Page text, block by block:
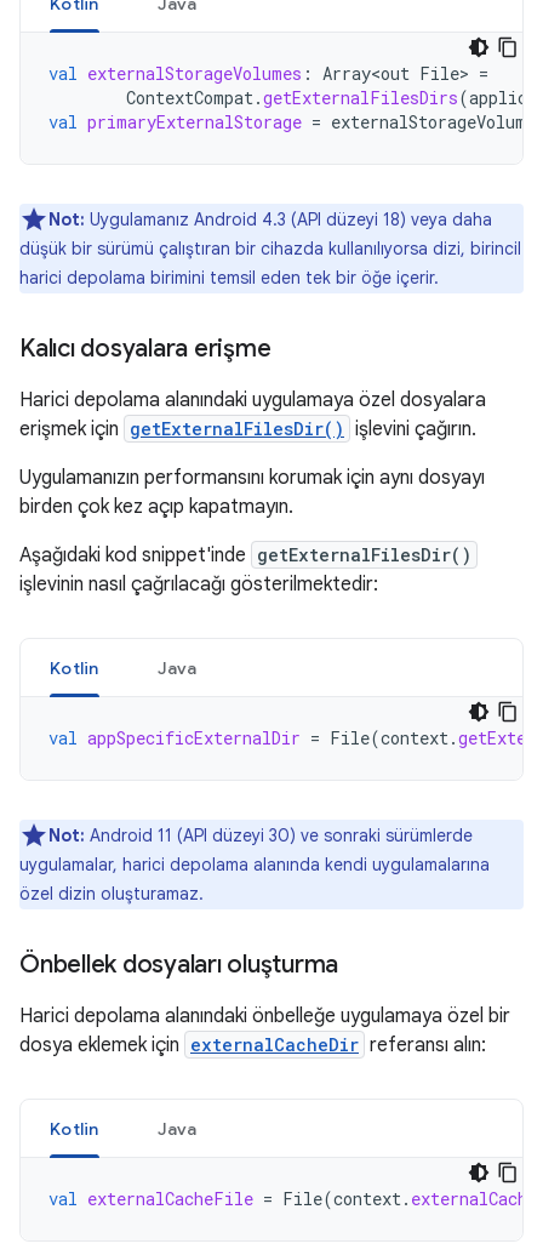
val externalStorageVolumes : Array<out File> =
ContextCompat.getExternalFilesDirs(
val primaryExternalStorage =
Not: Uygulamanız Android 4.3 (API düzeyi 18) veya daha
düşük bir sürümü çalıştıran bir cihazda kullanılıyorsa dizi, birincil
harici depolama birimini temsil eden tek bir öğe içerir.
Kalıcı dosyalara erişme
Harici depolama alanındaki uygulamaya özel dosyalara
erişmek için getExternalFilesDir() işlevini çağırın.
Uygulamanızın performansını korumak için aynı dosyayı
birden çok kez açıp kapatmayın.
Aşağıdaki kod snippet'inde getExternalFilesDir()
işlevinin nasıl çağrılacağı gösterilmektedir:
Kotlin Java
val appSpecificExternalDir = File(context.
Not: Android 11 (API düzeyi 30) ve sonraki sürümlerde
uygulamalar, harici depolama alanında kendi uygulamalarına
özel dizin oluşturamaz.
Önbellek dosyaları oluşturma
Harici depolama alanındaki önbelleğe uygulamaya özel bir
dosya eklemek için externalCacheDir referansı alın:
Kotlin Java
val externalCacheFile = File(context.